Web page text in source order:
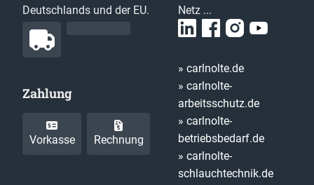
Deutschlands und der EU.
Zahlung
Vorkasse Rechnung
Netz ...
» carlnolte.de
» carlnolte-
arbeitsschutz.de
» carlnolte-
betriebsbedarf.de
» carlnolte-
schlauchtechnik.de